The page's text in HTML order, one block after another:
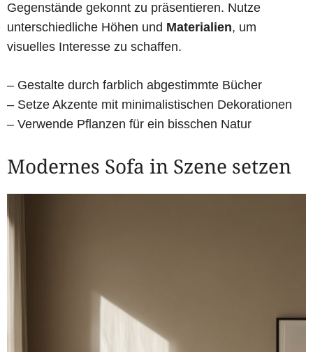
Gegenstände gekonnt zu präsentieren. Nutze
unterschiedliche Höhen und Materialien, um
visuelles Interesse zu schaffen.
– Gestalte durch farblich abgestimmte Bücher
– Setze Akzente mit minimalistischen Dekorationen
– Verwende Pflanzen für ein bisschen Natur
Modernes Sofa in Szene setzen